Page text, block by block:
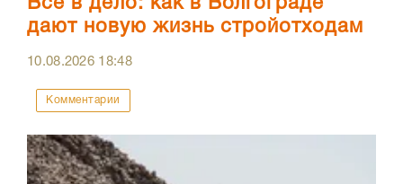
дают новую жизнь стройотходам
10.08.2026 18:48
Комментарии